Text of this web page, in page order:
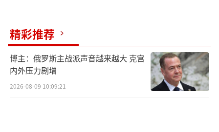
精彩推荐
博主：俄罗斯主战派声音越来越大 克宫
内外压力剧增
2026-08-09 10:09:21